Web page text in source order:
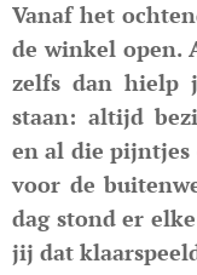
Vanaf het
de winkel open.
zelfs dan hielp
staan: altijd
en al die pijntjes
voor de
dag stond er
jij dat